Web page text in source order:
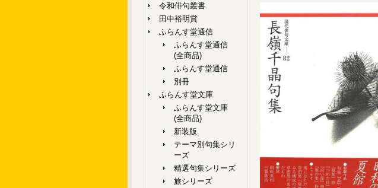
令和俳句叢書
田中裕明賞
ふらんす堂通信
ふらんす堂通信
(全商品)
ふらんす堂通信
別冊
ふらんす堂文庫
ふらんす堂文庫
(全商品)
新装版
テーマ別句集シリ
ーズ
精選句集シリーズ
旅シリーズ